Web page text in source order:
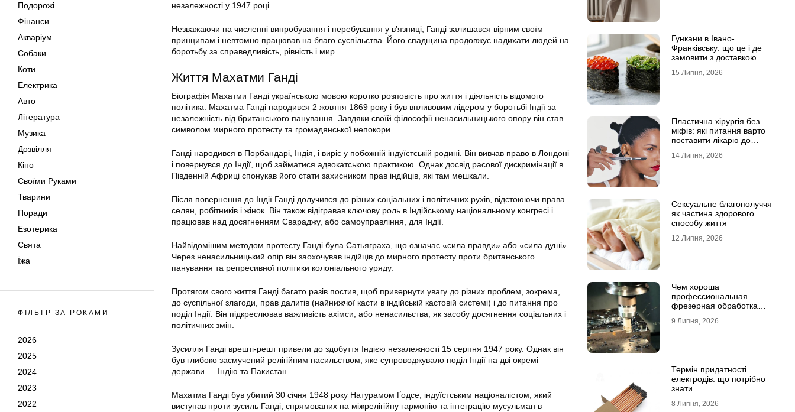
Подорожі
Фінанси
Акваріум
Собаки
Коти
Електрика
Авто
Література
Музика
Дозвілля
Кіно
Своїми Руками
Тварини
Поради
Езотерика
Свята
Їжа
ФІЛЬТР ЗА РОКАМИ
2026
2025
2024
2023
2022
незалежності у 1947 році.
Незважаючи на численні випробування і перебування у в’язниці, Ганді залишався вірним своїм
принципам і невтомно працював на благо суспільства. Його спадщина продовжує надихати людей на
боротьбу за справедливість, рівність і мир.
Життя Махатми Ганді
Біографія Махатми Ганді українською мовою коротко розповість про життя і діяльність відомого
політика. Махатма Ганді народився 2 жовтня 1869 року і був впливовим лідером у боротьбі Індії за
незалежність від британського панування. Завдяки своїй філософії ненасильницького опору він став
символом мирного протесту та громадянської непокори.
Ганді народився в Порбандарі, Індія, і виріс у побожній індуїстській родині. Він вивчав право в Лондоні
і повернувся до Індії, щоб займатися адвокатською практикою. Однак досвід расової дискримінації в
Південній Африці спонукав його стати захисником прав індійців, які там мешкали.
Після повернення до Індії Ганді долучився до різних соціальних і політичних рухів, відстоюючи права
селян, робітників і жінок. Він також відігравав ключову роль в Індійському національному конгресі і
працював над досягненням Свараджу, або самоуправління, для Індії.
Найвідомішим методом протесту Ганді була Сатьяграха, що означає «сила правди» або «сила душі».
Через ненасильницький опір він заохочував індійців до мирного протесту проти британського
панування та репресивної політики колоніального уряду.
Протягом свого життя Ганді багато разів постив, щоб привернути увагу до різних проблем, зокрема,
до суспільної злагоди, прав далитів (найнижчої касти в індійській кастовій системі) і до питання про
поділ Індії. Він підкреслював важливість ахімси, або ненасильства, як засобу досягнення соціальних і
політичних змін.
Зусилля Ганді врешті-решт привели до здобуття Індією незалежності 15 серпня 1947 року. Однак він
був глибоко засмучений релігійним насильством, яке супроводжувало поділ Індії на дві окремі
держави — Індію та Пакистан.
Махатма Ганді був убитий 30 січня 1948 року Натурамом Ґодсе, індуїстським націоналістом, який
виступав проти зусиль Ганді, спрямованих на міжрелігійну гармонію та інтеграцію мусульман в
Гункани в Івано-
Франківську: що це і де
замовити з доставкою
15 Липня, 2026
Пластична хірургія без
міфів: які питання варто
поставити лікарю до
14 Липня, 2026
Сексуальне благополуччя
як частина здорового
способу життя
12 Липня, 2026
Чем хороша
профессиональная
фрезерная обработка
9 Липня, 2026
Термін придатності
електродів: що потрібно
знати
8 Липня, 2026